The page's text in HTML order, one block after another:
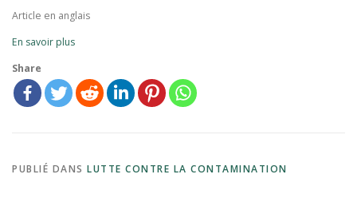
Article en anglais
En savoir plus
Share
PUBLIÉ DANS LUTTE CONTRE LA CONTAMINATION